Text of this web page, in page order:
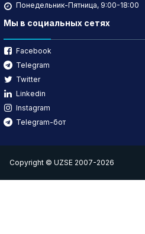
Понедельник-Пятница, 9:00-18:00
Мы в социальных сетях
Facebook
Telegram
Twitter
Linkedin
Instagram
Telegram-бот
Copyright © UZSE 2007-2026